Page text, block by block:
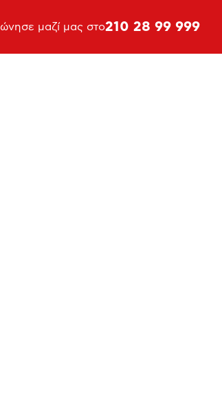
μαζί μας στο210 28 99 999